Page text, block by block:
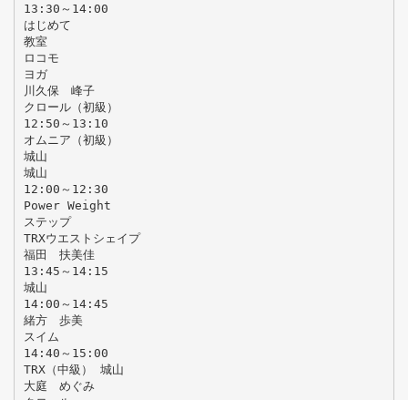
13:30～14:00
はじめて
教室
ロコモ
ヨガ
川久保 峰子
クロール（初級）
12:50～13:10
オムニア（初級）
城山
城山
12:00～12:30
Power Weight
ステップ
TRXウエストシェイプ
福田 扶美佳
13:45～14:15
城山
14:00～14:45
緒方 歩美
スイム
14:40～15:00
TRX（中級） 城山
大庭 めぐみ